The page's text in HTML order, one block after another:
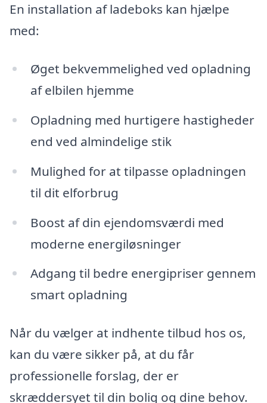
En installation af ladeboks kan hjælpe
med:
Øget bekvemmelighed ved opladning
af elbilen hjemme
Opladning med hurtigere hastigheder
end ved almindelige stik
Mulighed for at tilpasse opladningen
til dit elforbrug
Boost af din ejendomsværdi med
moderne energiløsninger
Adgang til bedre energipriser gennem
smart opladning
Når du vælger at indhente tilbud hos os,
kan du være sikker på, at du får
professionelle forslag, der er
skræddersyet til din bolig og dine behov.